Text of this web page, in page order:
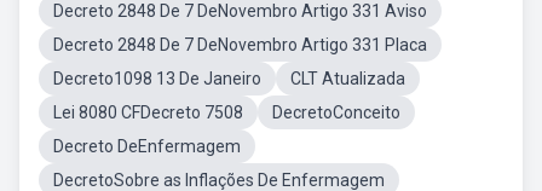
Decreto 2848 De 7 DeNovembro Artigo 331 Aviso
Decreto 2848 De 7 DeNovembro Artigo 331 Placa
Decreto1098 13 De Janeiro
CLT Atualizada
Lei 8080 CFDecreto 7508
DecretoConceito
Decreto DeEnfermagem
DecretoSobre as Inflações De Enfermagem